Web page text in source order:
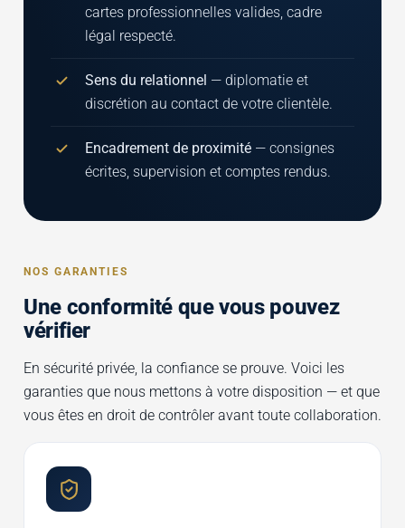
cartes professionnelles valides, cadre
légal respecté.
Sens du relationnel — diplomatie et
discrétion au contact de votre clientèle.
Encadrement de proximité — consignes
écrites, supervision et comptes rendus.
NOS GARANTIES
Une conformité que vous pouvez
vérifier
En sécurité privée, la confiance se prouve. Voici les
garanties que nous mettons à votre disposition — et que
vous êtes en droit de contrôler avant toute collaboration.